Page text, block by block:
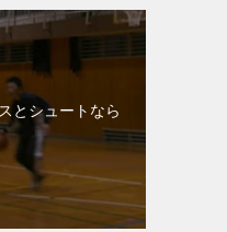
とシュートなら